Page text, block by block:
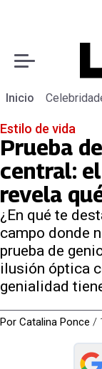
Inicio
Estilo de vida
Prueba
central: el
revela
¿En qué te
campo donde
prueba de
ilusión óptica
genialidad
Por Catalina Ponce /